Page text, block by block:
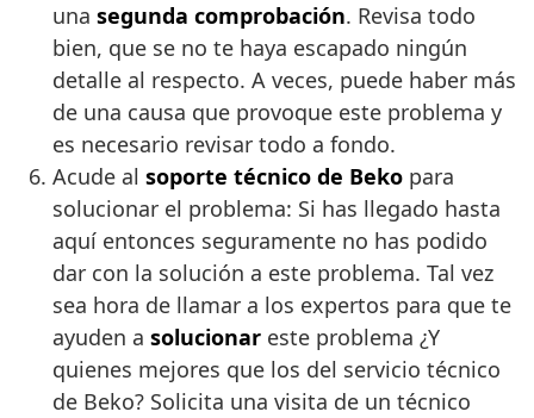
una segunda comprobación. Revisa todo
bien, que se no te haya escapado ningún
detalle al respecto. A veces, puede haber más
de una causa que provoque este problema y
es necesario revisar todo a fondo.
Acude al soporte técnico de Beko para
solucionar el problema: Si has llegado hasta
aquí entonces seguramente no has podido
dar con la solución a este problema. Tal vez
sea hora de llamar a los expertos para que te
ayuden a solucionar este problema ¿Y
quienes mejores que los del servicio técnico
de Beko? Solicita una visita de un técnico